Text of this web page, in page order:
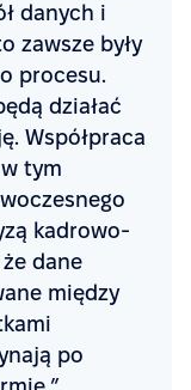
danych i
zawsze były
procesu.
działać
Współpraca
tym
kadrowo-
dane
między
po